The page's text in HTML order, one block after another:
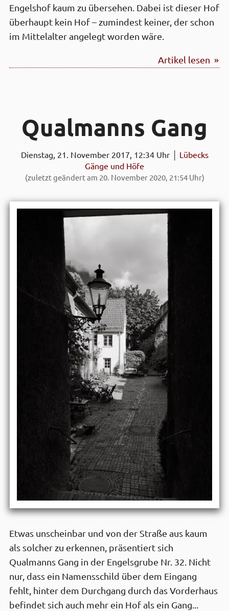
Engelshof kaum zu übersehen. Dabei ist dieser Hof
überhaupt kein Hof – zumindest keiner, der schon
im Mittelalter angelegt worden wäre.
Artikel lesen »
Qual­manns Gang
Dienstag, 21. November 2017, 12:34 Uhr │ Lübecks
Gänge und Höfe
(zuletzt geändert am 20. November 2020, 21:54 Uhr)
Etwas unscheinbar und von der Straße aus kaum
als solcher zu erkennen, präsentiert sich
Qualmanns Gang in der Engelsgrube Nr. 32. Nicht
nur, dass ein Namensschild über dem Eingang
fehlt, hinter dem Durchgang durch das Vorderhaus
befindet sich auch mehr ein Hof als ein Gang...